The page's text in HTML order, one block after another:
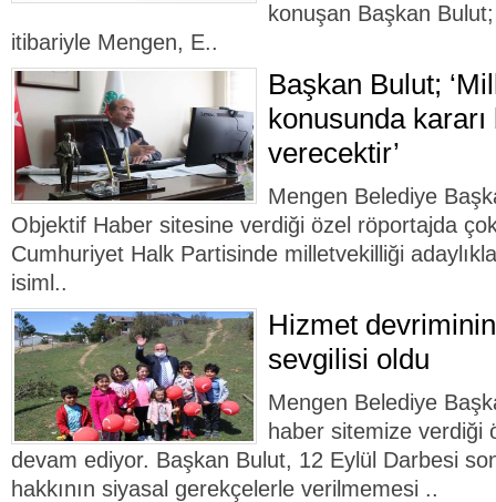
konuşan Başkan
itibariyle Mengen, E..
Başkan Bulut;
konusunda
verecektir’
Mengen Belediye
Objektif Haber sitesine verdiği özel röportajda
Cumhuriyet Halk Partisinde milletvekilliği
isiml..
Hizmet
sevgilisi oldu
Mengen Belediye
haber sitemize verdiği
devam ediyor. Başkan Bulut, 12 Eylül Darbesi
hakkının siyasal gerekçelerle verilmemesi ..